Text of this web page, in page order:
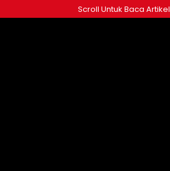
ke
Scroll Untuk Baca Artikel